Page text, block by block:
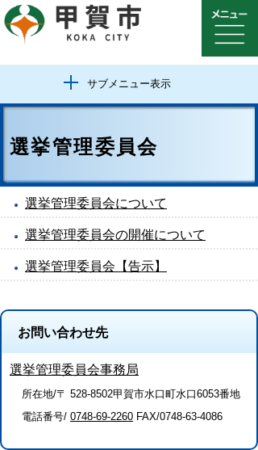
サブメニュー表示
選挙管理委員会
選挙管理委員会について
選挙管理委員会の開催について
選挙管理委員会【告示】
お問い合わせ先
選挙管理委員会事務局
所在地/〒 528-8502甲賀市水口町水口6053番地
電話番号/ 0748-69-2260 FAX/0748-63-4086